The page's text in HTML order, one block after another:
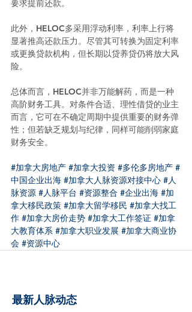
要求提前还款。
此外，HELOC多采用浮动利率，利率上行将
显著推高还款压力。尽管其可转换为固定利率
或更换贷款机构，但长期以贷养贷仍将放大风
险。
总体而言，HELOC并非万能解药，而是一种
高阶财务工具。对条件合适、理性借贷的业主
而言，它可在不确定周期中提供重要的财务弹
性；但若缺乏规划与纪律，同样可能削弱家庭
财务安全。
#加拿大房地产 #加拿大投资 #多伦多房地产 #
中国企业出海 #加拿大人脉资源对接中心 #人
脉资源 #人脉平台 #资源整合 #企业出海 #加
拿大移民政策 #加拿大留学移民 #加拿大找工
作 #加拿大房价走势 #加拿大工作签证 #加拿
大教育体系 #加拿大职业发展 #加拿大商业协
会 #资源中心
最新人脉动态